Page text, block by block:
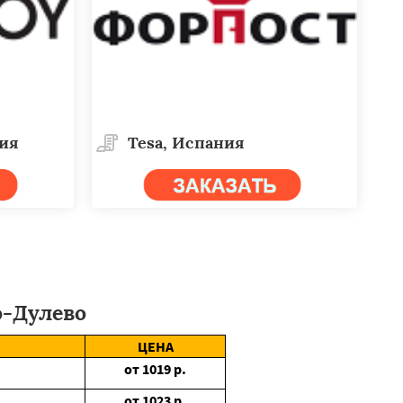
Tesa, Испания
ЦЕНА
от 1019 р.